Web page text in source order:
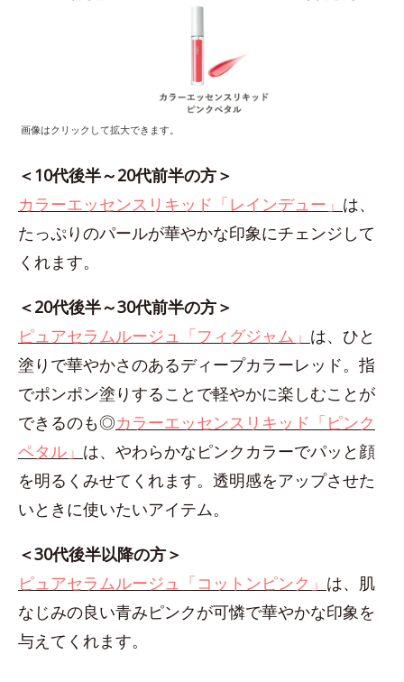
画像はクリックして拡大できます。
＜10代後半～20代前半の方＞
カラーエッセンスリキッド「レインデュー」 は、
たっぷりのパールが華やかな印象にチェンジして
くれます。
＜20代後半～30代前半の方＞
ピュアセラムルージュ「フィグジャム」 は、ひと
塗りで華やかさのあるディープカラーレッド。指
でポンポン塗りすることで軽やかに楽しむことが
できるのも◎カラーエッセンスリキッド「ピンク
ペタル」 は、やわらかなピンクカラーでパッと顔
を明るくみせてくれます。透明感をアップさせた
いときに使いたいアイテム。
＜30代後半以降の方＞
ピュアセラムルージュ「コットンピンク」 は、肌
なじみの良い青みピンクが可憐で華やかな印象を
与えてくれます。